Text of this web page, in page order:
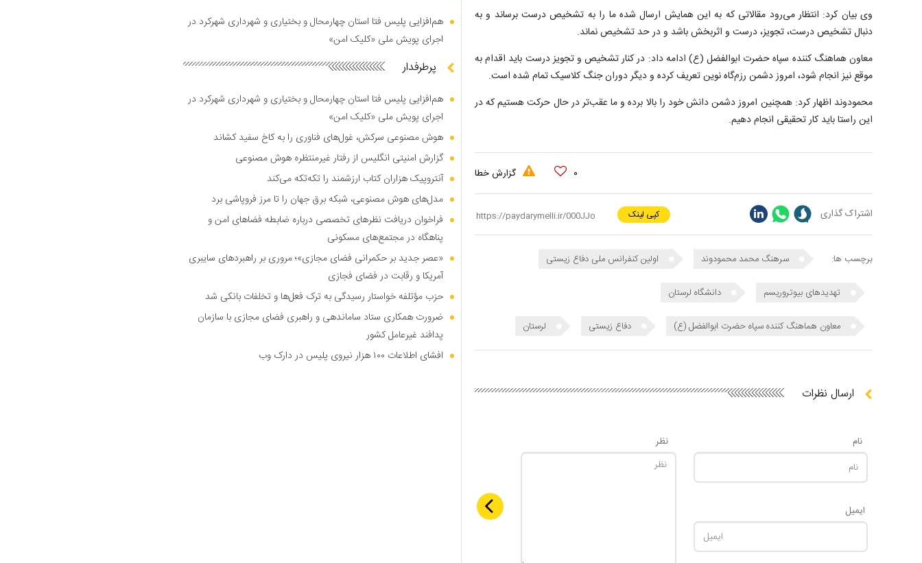
وی بیان کرد: انتظار می‌رود مقالاتی که به این همایش ارسال شده ما را به تشخیص درست برساند و به
دنبال تشخیص درست، تجویز، درست و اثربخش باشد و در حد تشخیص نماند.
معاون هماهنگ کننده سپاه حضرت ابوالفضل (ع) ادامه داد: در کنار تشخیص و تجویز درست باید اقدام به
موقع نیز انجام شود، امروز دشمن رزم‌گاه نوین تعریف کرده و دیگر دوران جنگ کلاسیک تمام شده است.
محمودوند اظهار کرد: همچنین امروز دشمن دانش خود را بالا برده و ما عقب‌تر در حال حرکت هستیم که در
این راستا باید کار تحقیقی انجام دهیم.
۰ گزارش خطا
اشتراک گذاری کپی لینک
برچسب ها: سرهنگ محمد محمودوند اولین کنفرانس ملی دفاع زیستی
تهدیدهای بیوتروریسم دانشگاه لرستان
معاون هماهنگ کننده سپاه حضرت ابوالفضل (ع) دفاع زیستی لرستان
ارسال نظرات
نام
ایمیل
نظر
هم‌افزایی پلیس فتا استان چهارمحال و بختیاری و شهرداری شهرکرد در
اجرای پویش ملی «کلیک امن»
پرطرفدار
هم‌افزایی پلیس فتا استان چهارمحال و بختیاری و شهرداری شهرکرد در
اجرای پویش ملی «کلیک امن»
هوش مصنوعی سرکش، غول‌های فناوری را به کاخ سفید کشاند
گزارش امنیتی انگلیس از رفتار غیرمنتظره هوش مصنوعی
آنتروپیک هزاران کتاب ارزشمند را تکه‌تکه می‌کند
مدل‌های هوش مصنوعی، شبکه برق جهان را تا مرز فروپاشی برد
فراخوان دریافت نظر‌های تخصصی درباره ضابطه فضا‌های امن و
پناهگاه در مجتمع‌های مسکونی
«عصر جدید بر حکمرانی فضای مجازی»؛ مروری بر راهبرد‌های سایبری
آمریکا و رقابت در فضای فجازی
حزب مؤتلفه خواستار رسیدگی به ترک فعل‌ها و تخلفات بانکی شد
ضرورت همکاری ستاد ساماندهی و راهبری فضای مجازی با سازمان
پدافند غیرعامل کشور
افشای اطلاعات ۱۰۰ هزار نیروی پلیس در دارک وب